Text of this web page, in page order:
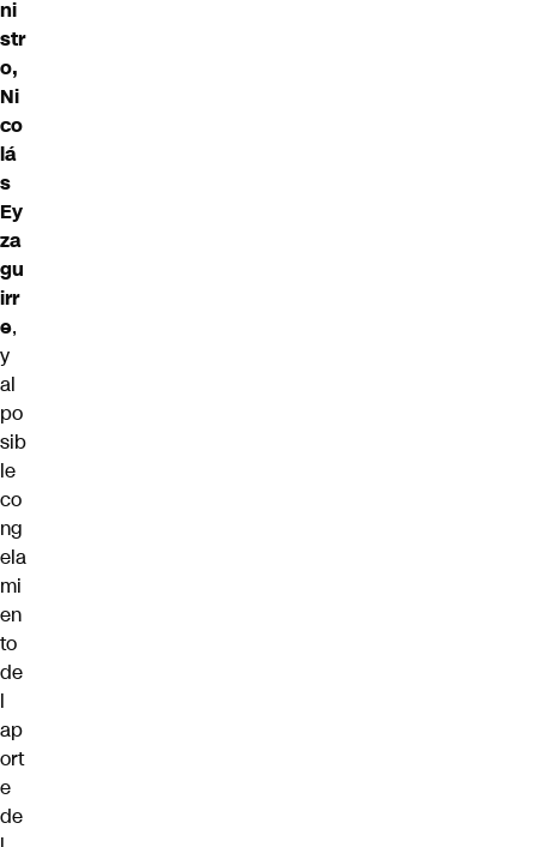
ni
str
o,
Ni
co
lá
s
Ey
za
gu
irr
e,
y
al
po
sib
le
co
ng
ela
mi
en
to
de
l
ap
ort
e
de